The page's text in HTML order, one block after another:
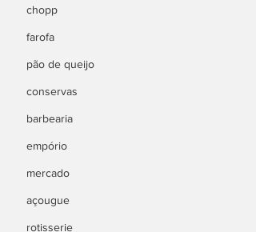
chopp
farofa
pão de queijo
conservas
barbearia
empório
mercado
açougue
rotisserie